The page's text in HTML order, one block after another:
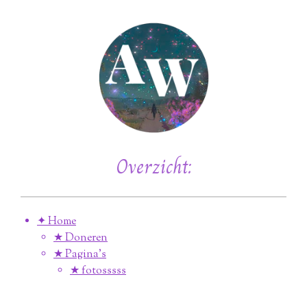
Overzicht:
✦ Home
★ Doneren
★ Pagina’s
★ fotosssss